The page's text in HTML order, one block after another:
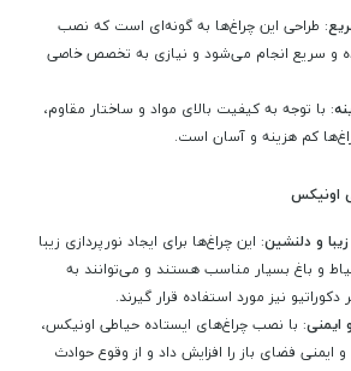
: طراحی این چراغ‌ها به گونه‌ای است که نصب
و سریع انجام می‌شود و نیازی به تخصص خاصی
: با توجه به کیفیت بالای مواد و ساختار مقاوم،
کم هزینه و آسان است.
اونیکس
زیبا و دلنشین: این چراغ‌ها برای ایجاد نورپردازی زیبا
و باغ بسیار مناسب هستند و می‌توانند به
نیز مورد استفاده قرار گیرند.
ایمنی: با نصب چراغ‌های ایستاده حیاطی اونیکس،
ایمنی فضای باز را افزایش داد و از وقوع حوادث